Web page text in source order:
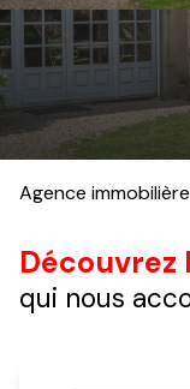
Qui
sommes-
nous
Contact
Agence
qui nous